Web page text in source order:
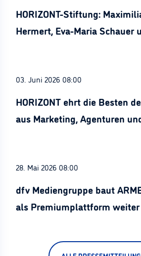
HORIZONT-Stiftung:
Hermert, Eva-Maria Schauer
03. Juni 2026 08:00
HORIZONT ehrt die Besten
aus Marketing, Agenturen
28. Mai 2026 08:00
dfv Mediengruppe baut
als Premiumplattform weiter